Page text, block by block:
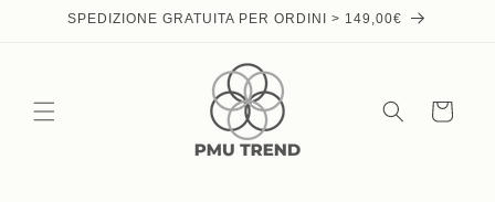
Skip toSPEDIZIONE GRATUITA PER ORDINI > 149,00€
Cart